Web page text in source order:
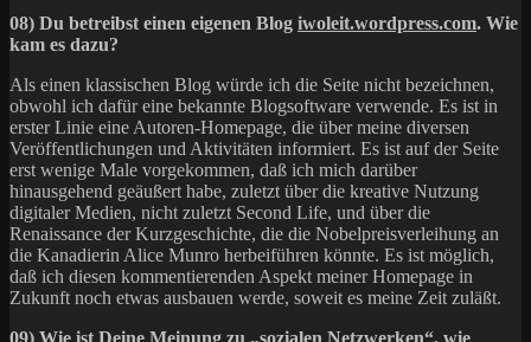
08) Du betreibst einen eigenen Blog iwoleit.wordpress.com. Wie
kam es dazu?
Als einen klassischen Blog würde ich die Seite nicht bezeichnen,
obwohl ich dafür eine bekannte Blogsoftware verwende. Es ist in
erster Linie eine Autoren-Homepage, die über meine diversen
Veröffentlichungen und Aktivitäten informiert. Es ist auf der Seite
erst wenige Male vorgekommen, daß ich mich darüber
hinausgehend geäußert habe, zuletzt über die kreative Nutzung
digitaler Medien, nicht zuletzt Second Life, und über die
Renaissance der Kurzgeschichte, die die Nobelpreisverleihung an
die Kanadierin Alice Munro herbeiführen könnte. Es ist möglich,
daß ich diesen kommentierenden Aspekt meiner Homepage in
Zukunft noch etwas ausbauen werde, soweit es meine Zeit zuläßt.
09) Wie ist Deine Meinung zu „sozialen Netzwerken“, wie